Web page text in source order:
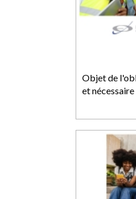
Objet de
et nécessaire